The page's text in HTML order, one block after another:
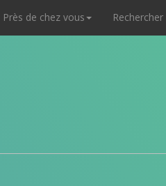
Près de chez vous Rechercher